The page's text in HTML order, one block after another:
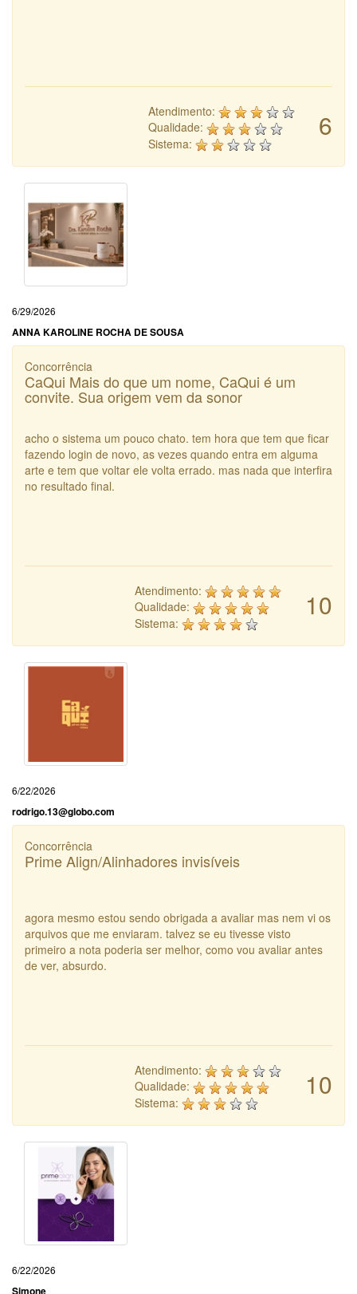
6
Atendimento:
Qualidade:
Sistema:
6/29/2026
ANNA KAROLINE ROCHA DE SOUSA
Concorrência
CaQui Mais do que um nome, CaQui é um
convite. Sua origem vem da sonor
acho o sistema um pouco chato. tem hora que tem que ficar
fazendo login de novo, as vezes quando entra em alguma
arte e tem que voltar ele volta errado. mas nada que interfira
no resultado final.
10
Atendimento:
Qualidade:
Sistema:
6/22/2026
rodrigo.13@globo.com
Concorrência
Prime Align/Alinhadores invisíveis
agora mesmo estou sendo obrigada a avaliar mas nem vi os
arquivos que me enviaram. talvez se eu tivesse visto
primeiro a nota poderia ser melhor, como vou avaliar antes
de ver, absurdo.
10
Atendimento:
Qualidade:
Sistema:
6/22/2026
Simone